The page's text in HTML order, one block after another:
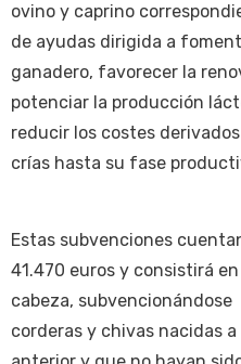
ovino y caprino
de ayudas dirigida a
ganadero, favorecer la
potenciar la producción
reducir los costes
crías hasta su fase
Estas subvenciones
41.470 euros y consistirá
cabeza,
corderas y chivas nacidas